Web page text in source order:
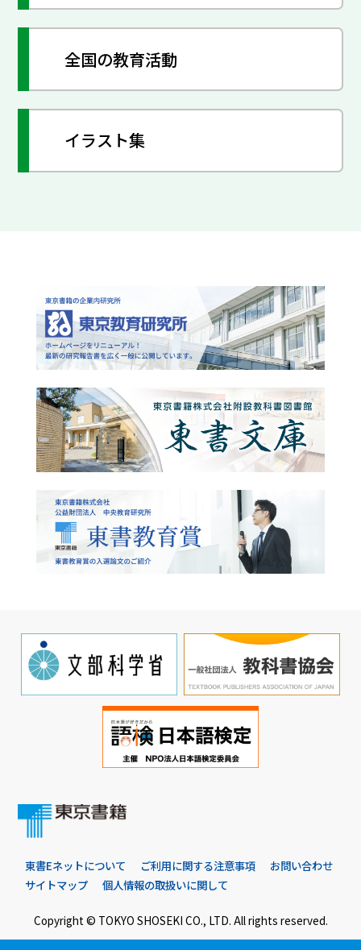
全国の教育活動
イラスト集
東書Eネットについて ご利用に関する注意事項
お問い合わせ
サイトマップ
個人情報の取扱いに関して
Copyright © TOKYO SHOSEKI CO., LTD. All rights reserved.